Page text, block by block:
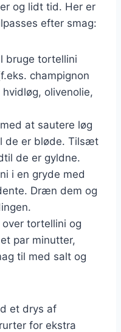
og lidt tid. Her er
efter smag:
bruge tortellini
champignon
olivenolie,
at sautere løg
de er bløde. Tilsæt
de er gyldne.
i en gryde med
Dræn dem og
tortellini og
par minutter,
til med salt og
et drys af
for ekstra